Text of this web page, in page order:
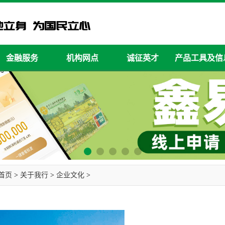
金融服务 机构网点 诚征英才 产品工具及信
页 > 关于我行 > 企业文化 >